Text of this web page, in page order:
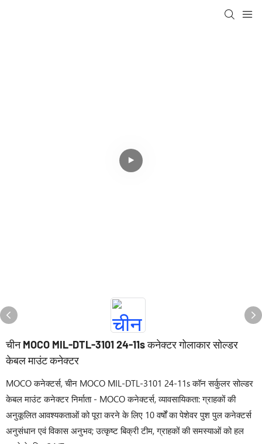
चीन MOCO MIL-DTL-3101 24-11s कनेक्टर गोलाकार सोल्डर
केबल माउंट कनेक्टर
MOCO कनेक्टर्स, चीन MOCO MIL-DTL-3101 24-11s कॉन सर्कुलर सोल्डर
केबल माउंट कनेक्टर निर्माता - MOCO कनेक्टर्स, व्यावसायिकता: ग्राहकों की
अनुकूलित आवश्यकताओं को पूरा करने के लिए 10 वर्षों का पेशेवर पुश पुल कनेक्टर्स
अनुसंधान एवं विकास अनुभव; उत्कृष्ट बिक्री टीम, ग्राहकों की समस्याओं को हल